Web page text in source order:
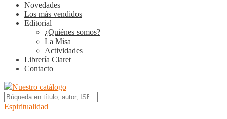
Novedades
Los más vendidos
Editorial
¿Quiénes somos?
La Misa
Actividades
Librería Claret
Contacto
Nuestro catálogo
Espiritualidad